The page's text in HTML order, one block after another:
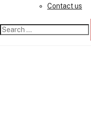
Contact us
Search